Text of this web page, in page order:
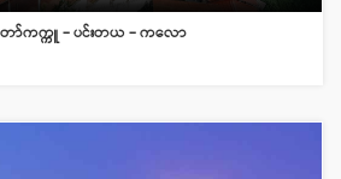
တော်ကက္ကူ – ပင်းတယ – ကလော